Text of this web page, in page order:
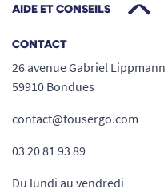
AIDE ET CONSEILS
CONTACT
26 avenue Gabriel Lippmann
59910 Bondues
contact@tousergo.com
03 20 81 93 89
Du lundi au vendredi